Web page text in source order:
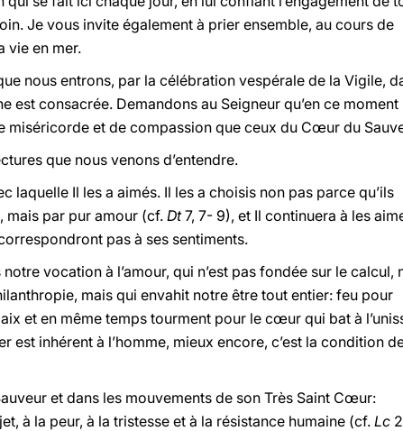
Je vous invite également à prier ensemble, au cours de
vie en mer.
nous entrons, par la célébration vespérale de la Vigile,
consacrée. Demandons au Seigneur qu’en ce moment
miséricorde et de compassion que ceux du Cœur du
que nous venons d’entendre.
laquelle Il les a aimés. Il les a choisis non pas parce qu’ils
mais par pur amour (cf. Dt7, 7- 9), et Il continuera à les
pas à ses sentiments.
vocation à l’amour, qui n’est pas fondée sur le calcul,
mais qui envahit notre être tout entier: feu pour
et en même temps tourment pour le cœur qui bat à
inhérent à l’homme, mieux encore, c’est la condition
et dans les mouvements de son Très Saint Cœur:
à la peur, à la tristesse et à la résistance humaine (cf. Lc